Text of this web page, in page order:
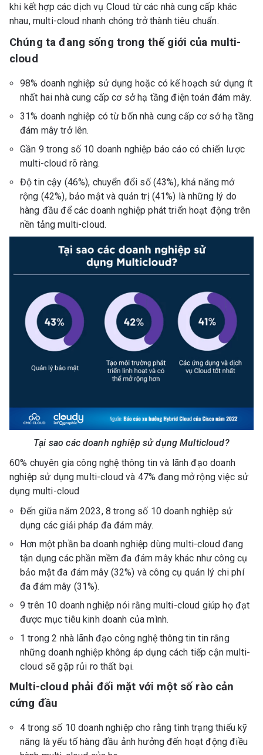
khi kết hợp các dịch vụ Cloud từ các nhà cung cấp khác
nhau, multi-cloud nhanh chóng trở thành tiêu chuẩn.
Chúng ta đang sống trong thế giới của multi-
cloud
98% doanh nghiệp sử dụng hoặc có kế hoạch sử dụng ít
nhất hai nhà cung cấp cơ sở hạ tầng điện toán đám mây.
31% doanh nghiệp có từ bốn nhà cung cấp cơ sở hạ tầng
đám mây trở lên.
Gần 9 trong số 10 doanh nghiệp báo cáo có chiến lược
multi-cloud rõ ràng.
Độ tin cậy (46%), chuyển đổi số (43%), khả năng mở
rộng (42%), bảo mật và quản trị (41%) là những lý do
hàng đầu để các doanh nghiệp phát triển hoạt động trên
nền tảng multi-cloud.
Tại sao các doanh nghiệp sử dụng Multicloud?
60% chuyên gia công nghệ thông tin và lãnh đạo doanh
nghiệp sử dụng multi-cloud và 47% đang mở rộng việc sử
dụng multi-cloud
Đến giữa năm 2023, 8 trong số 10 doanh nghiệp sử
dụng các giải pháp đa đám mây.
Hơn một phần ba doanh nghiệp dùng multi-cloud đang
tận dụng các phần mềm đa đám mây khác như công cụ
bảo mật đa đám mây (32%) và công cụ quản lý chi phí
đa đám mây (31%).
9 trên 10 doanh nghiệp nói rằng multi-cloud giúp họ đạt
được mục tiêu kinh doanh của mình.
1 trong 2 nhà lãnh đạo công nghệ thông tin tin rằng
những doanh nghiệp không áp dụng cách tiếp cận multi-
cloud sẽ gặp rủi ro thất bại.
Multi-cloud phải đối mặt với một số rào cản
cứng đầu
4 trong số 10 doanh nghiệp cho rằng tình trạng thiếu kỹ
năng là yếu tố hàng đầu ảnh hưởng đến hoạt động điều